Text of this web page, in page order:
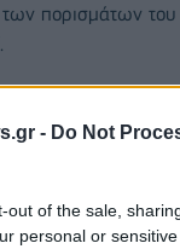
- Do Not
out of the sale,
personal or
των πορισμάτων του
ΚΥΑ για τις
ηγεσίας
Αρωγής και
αρχείου με